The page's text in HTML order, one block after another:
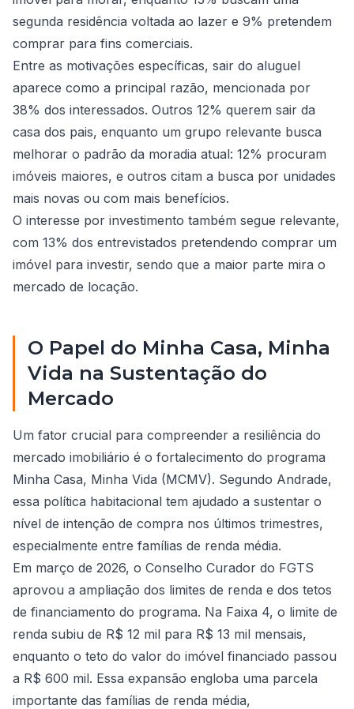
segunda residência voltada ao lazer e 9% pretendem
comprar para fins comerciais.
Entre as motivações específicas, sair do aluguel
aparece como a principal razão, mencionada por
38% dos interessados. Outros 12% querem sair da
casa dos pais, enquanto um grupo relevante busca
melhorar o padrão da moradia atual: 12% procuram
imóveis maiores, e outros citam a busca por unidades
mais novas ou com mais benefícios.
O interesse por investimento também segue relevante,
com 13% dos entrevistados pretendendo comprar um
imóvel para investir, sendo que a maior parte mira o
mercado de locação.
O Papel do Minha Casa, Minha
Vida na Sustentação do
Mercado
Um fator crucial para compreender a resiliência do
mercado imobiliário é o fortalecimento do programa
Minha Casa, Minha Vida (MCMV). Segundo Andrade,
essa política habitacional tem ajudado a sustentar o
nível de intenção de compra nos últimos trimestres,
especialmente entre famílias de renda média.
Em março de 2026, o Conselho Curador do FGTS
aprovou a ampliação dos limites de renda e dos tetos
de financiamento do programa. Na Faixa 4, o limite de
renda subiu de R$ 12 mil para R$ 13 mil mensais,
enquanto o teto do valor do imóvel financiado passou
a R$ 600 mil. Essa expansão engloba uma parcela
importante das famílias de renda média,